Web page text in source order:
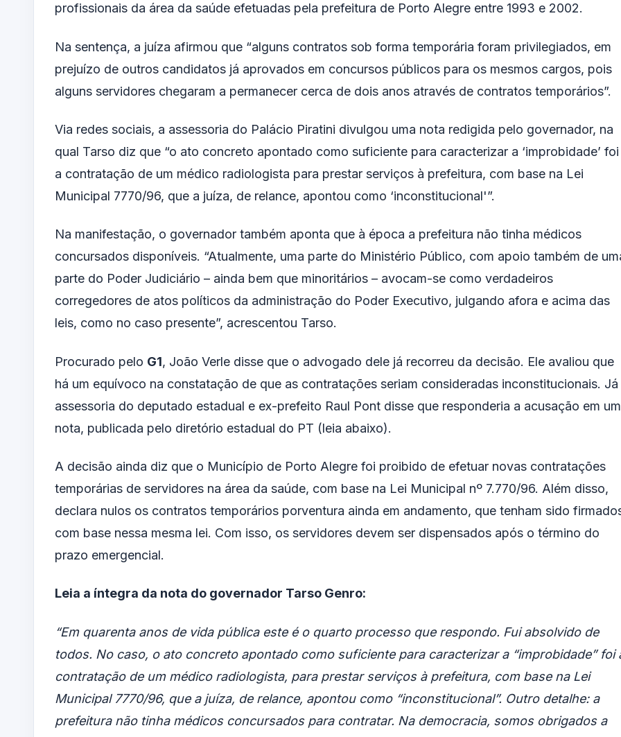
profissionais da área da saúde efetuadas pela prefeitura de Porto Alegre entre 1993 e 2002.
Na sentença, a juíza afirmou que “alguns contratos sob forma temporária foram privilegiados, em
prejuízo de outros candidatos já aprovados em concursos públicos para os mesmos cargos, pois
alguns servidores chegaram a permanecer cerca de dois anos através de contratos temporários”.
Via redes sociais, a assessoria do Palácio Piratini divulgou uma nota redigida pelo governador, na
qual Tarso diz que “o ato concreto apontado como suficiente para caracterizar a ‘improbidade’ foi
a contratação de um médico radiologista para prestar serviços à prefeitura, com base na Lei
Municipal 7770/96, que a juíza, de relance, apontou como ‘inconstitucional'”.
Na manifestação, o governador também aponta que à época a prefeitura não tinha médicos
concursados disponíveis. “Atualmente, uma parte do Ministério Público, com apoio também de
parte do Poder Judiciário – ainda bem que minoritários – avocam-se como verdadeiros
corregedores de atos políticos da administração do Poder Executivo, julgando afora e acima das
leis, como no caso presente”, acrescentou Tarso.
Procurado pelo G1, João Verle disse que o advogado dele já recorreu da decisão. Ele avaliou que
há um equívoco na constatação de que as contratações seriam consideradas inconstitucionais. Já
assessoria do deputado estadual e ex-prefeito Raul Pont disse que responderia a acusação em
nota, publicada pelo diretório estadual do PT (leia abaixo).
A decisão ainda diz que o Município de Porto Alegre foi proibido de efetuar novas contratações
temporárias de servidores na área da saúde, com base na Lei Municipal nº 7.770/96. Além disso,
declara nulos os contratos temporários porventura ainda em andamento, que tenham sido
com base nessa mesma lei. Com isso, os servidores devem ser dispensados após o término do
prazo emergencial.
Leia a íntegra da nota do governador Tarso Genro:
“Em quarenta anos de vida pública este é o quarto processo que respondo. Fui absolvido de
todos. No caso, o ato concreto apontado como suficiente para caracterizar a “improbidade” foi
contratação de um médico radiologista, para prestar serviços à prefeitura, com base na Lei
Municipal 7770/96, que a juíza, de relance, apontou como “inconstitucional”. Outro detalhe: a
prefeitura não tinha médicos concursados para contratar. Na democracia, somos obrigados a